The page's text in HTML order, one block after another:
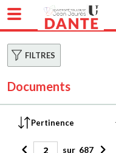
FILTRES
Documents
sur 687